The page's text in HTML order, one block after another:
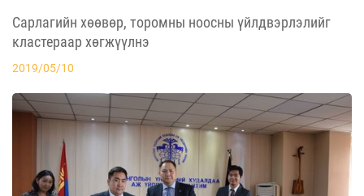
Сарлагийн хөөвөр, торомны ноосны үйлдвэрлэлийг
кластераар хөгжүүлнэ
2019/05/10